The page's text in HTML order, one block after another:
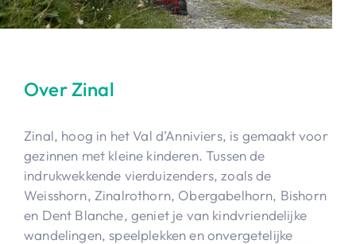
Over Zinal
Zinal, hoog in het Val d’Anniviers, is gemaakt voor
gezinnen met kleine kinderen. Tussen de
indrukwekkende vierduizenders, zoals de
Weisshorn, Zinalrothorn, Obergabelhorn, Bishorn
en Dent Blanche, geniet je van kindvriendelijke
wandelingen, speelplekken en onvergetelijke